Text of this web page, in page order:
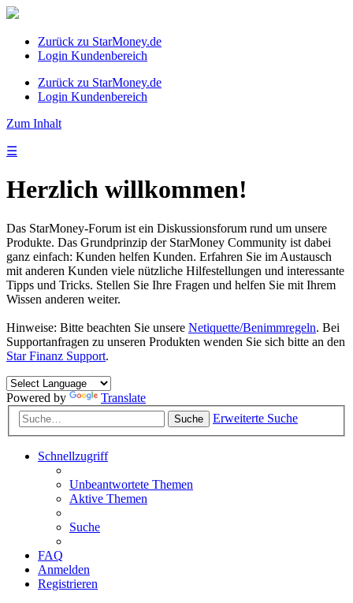
Zurück zu StarMoney.de
Login Kundenbereich
Zurück zu StarMoney.de
Login Kundenbereich
Zum Inhalt
☰
Herzlich willkommen!
Das StarMoney-Forum ist ein Diskussionsforum rund um unsere
Produkte. Das Grundprinzip der StarMoney Community ist dabei
ganz einfach: Kunden helfen Kunden. Erfahren Sie im Austausch
mit anderen Kunden viele nützliche Hilfestellungen und interessante
Tipps und Tricks. Stellen Sie Ihre Fragen und helfen Sie mit Ihrem
Wissen anderen weiter.
Hinweise: Bitte beachten Sie unsere Netiquette/Benimmregeln. Bei
Supportanfragen zu unseren Produkten wenden Sie sich bitte an den
Star Finanz Support.
Powered by Translate
Suche Erweiterte Suche
Schnellzugriff
Unbeantwortete Themen
Aktive Themen
Suche
FAQ
Anmelden
Registrieren